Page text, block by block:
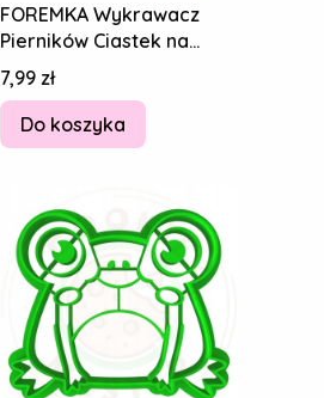
FOREMKA Wykrawacz
Pierników Ciastek na
DZIEŃ BABCI I DZIADKA
Misie Miś 10cm
Cena
7,99 zł
Do koszyka